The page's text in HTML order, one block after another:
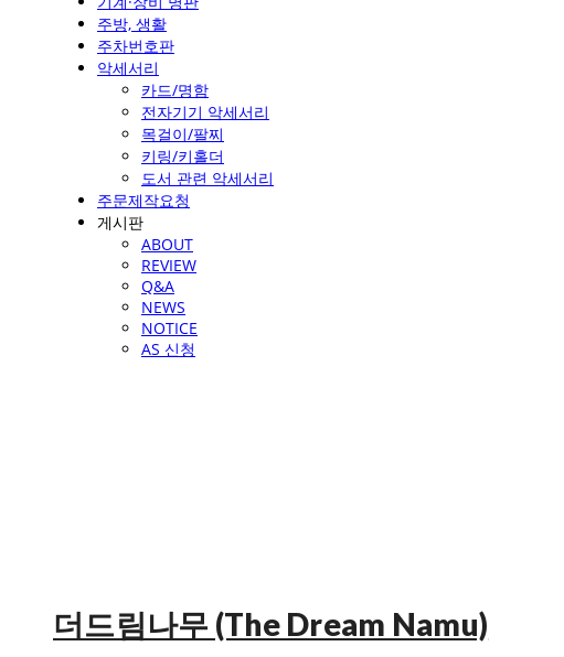
주방, 생활
주차번호판
악세서리
카드/명함
전자기기 악세서리
목걸이/팔찌
키링/키홀더
도서 관련 악세서리
주문제작요청
게시판
ABOUT
REVIEW
Q&A
NEWS
NOTICE
AS 신청
더드림나무 (The Dream Namu)